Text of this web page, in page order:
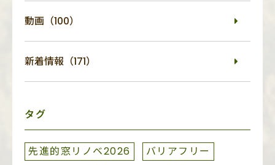
動画（100）
新着情報（171）
タグ
先進的窓リノベ2026
バリアフリー